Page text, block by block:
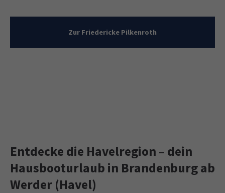
Zur Friedericke Pilkenroth
Entdecke die Havelregion – dein
Hausbooturlaub in Brandenburg ab
Werder (Havel)